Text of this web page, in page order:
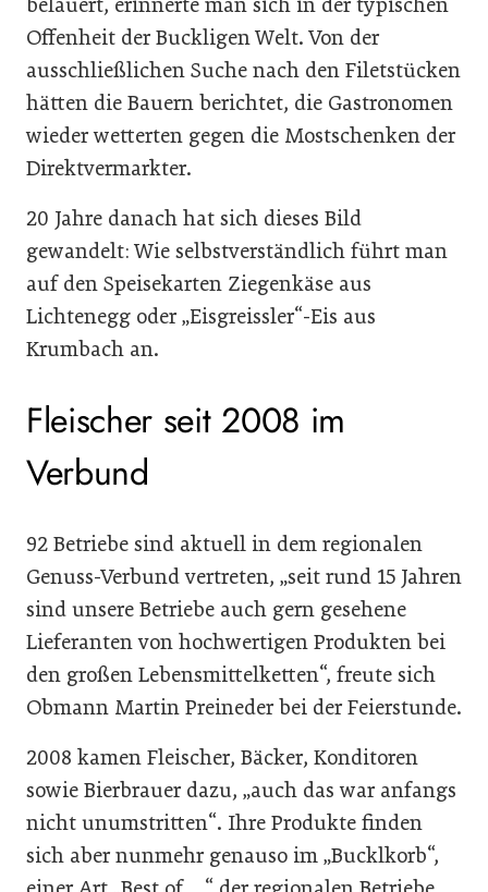
Offenheit der Buckligen Welt. Von der
ausschließlichen Suche nach den Filetstücken
hätten die Bauern berichtet, die Gastronomen
wieder wetterten gegen die Mostschenken der
Direktvermarkter.
20 Jahre danach hat sich dieses Bild
gewandelt: Wie selbstverständlich führt man
auf den Speisekarten Ziegenkäse aus
Lichtenegg oder „Eisgreissler“-Eis aus
Krumbach an.
Fleischer seit 2008 im
Verbund
92 Betriebe sind aktuell in dem regionalen
Genuss-Verbund vertreten, „seit rund 15 Jahren
sind unsere Betriebe auch gern gesehene
Lieferanten von hochwertigen Produkten bei
den großen Lebensmittelketten“, freute sich
Obmann Martin Preineder bei der Feierstunde.
2008 kamen Fleischer, Bäcker, Konditoren
sowie Bierbrauer dazu, „auch das war anfangs
nicht unumstritten“. Ihre Produkte finden
sich aber nunmehr genauso im „Bucklkorb“,